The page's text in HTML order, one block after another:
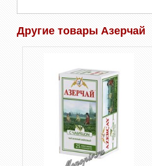
Другие товары Азерчай